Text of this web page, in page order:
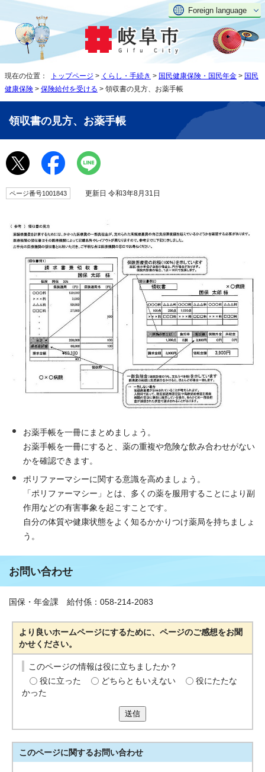
Foreign language
現在の位置： トップページ > くらし・手続き > 国民健康保険・国民年金 > 国民
健康保険 > 保険給付を受ける > 領収書の見方、お薬手帳
領収書の見方、お薬手帳
ページ番号1001843 更新日 令和3年8月31日
お薬手帳を一冊にまとめましょう。
お薬手帳を一冊にすると、薬の重複や危険な飲み合わせがない
かを確認できます。
ポリファーマシーに関する意識を高めましょう。
「ポリファーマシー」とは、多くの薬を服用することにより副
作用などの有害事象を起こすことです。
自分の体質や健康状態をよく知るかかりつけ薬局を持ちましょ
う。
お問い合わせ
国保・年金課 給付係：058-214-2083
より良いホームページにするために、ページのご感想をお聞
かせください。
このページの情報は役に立ちましたか？
役に立った
どちらともいえない
役にたたな
かった
送信
このページに関するお問い合わせ